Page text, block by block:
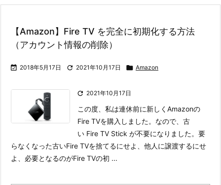
【Amazon】Fire TV を完全に初期化する方法
（アカウント情報の削除）
 2018年5月17日  2021年10月17日  Amazon
 2021年10月17日
この度、私は連休前に新しくAmazonの
Fire TVを購入しました。なので、古
い Fire TV Stick が不要になりました。要
らなくなった古いFire TVを捨てるにせよ、他人に譲渡するにせ
よ、必要となるのがFire TVの初 ...